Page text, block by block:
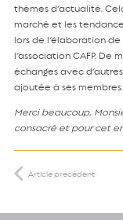
thèmes d’actualité.
marché et les
lors de l’élaboration
l’association CAFP. De
échanges avec
ajoutée à ses membres.
Merci beaucoup,
consacré et pour cet
Article précédent